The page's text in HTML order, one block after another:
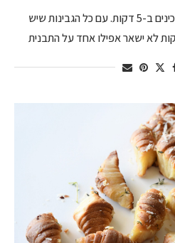
מיני בורקס, בצורת רוגעלך, שמכינים ב-5 דקות. עם כל הגבינות שיש